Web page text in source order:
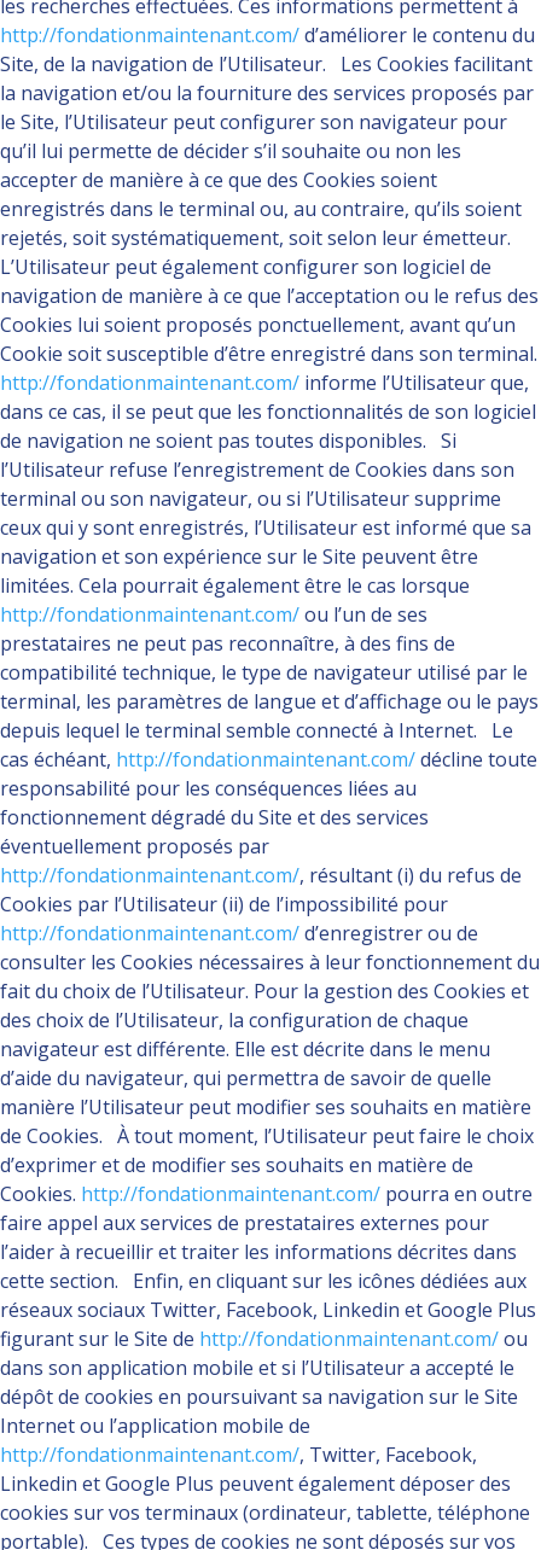
les recherches effectuées. Ces informations permettent à
http://fondationmaintenant.com/d’améliorer le contenu du
Site, de la navigation de l’Utilisateur. Les Cookies facilitant
la navigation et/ou la fourniture des services proposés par
le Site, l’Utilisateur peut configurer son navigateur pour
qu’il lui permette de décider s’il souhaite ou non les
accepter de manière à ce que des Cookies soient
enregistrés dans le terminal ou, au contraire, qu’ils soient
rejetés, soit systématiquement, soit selon leur émetteur.
L’Utilisateur peut également configurer son logiciel de
navigation de manière à ce que l’acceptation ou le refus des
Cookies lui soient proposés ponctuellement, avant qu’un
Cookie soit susceptible d’être enregistré dans son terminal.
http://fondationmaintenant.com/ informe l’Utilisateur que,
dans ce cas, il se peut que les fonctionnalités de son logiciel
de navigation ne soient pas toutes disponibles. Si
l’Utilisateur refuse l’enregistrement de Cookies dans son
terminal ou son navigateur, ou si l’Utilisateur supprime
ceux qui y sont enregistrés, l’Utilisateur est informé que sa
navigation et son expérience sur le Site peuvent être
limitées. Cela pourrait également être le cas lorsque
http://fondationmaintenant.com/ou l’un de ses
prestataires ne peut pas reconnaître, à des fins de
compatibilité technique, le type de navigateur utilisé par le
terminal, les paramètres de langue et d’affichage ou le pays
depuis lequel le terminal semble connecté à Internet. Le
cas échéant, http://fondationmaintenant.com/décline toute
responsabilité pour les conséquences liées au
fonctionnement dégradé du Site et des services
éventuellement proposés par
http://fondationmaintenant.com/, résultant (i) du refus de
Cookies par l’Utilisateur (ii) de l’impossibilité pour
http://fondationmaintenant.com/d’enregistrer ou de
consulter les Cookies nécessaires à leur fonctionnement du
fait du choix de l’Utilisateur. Pour la gestion des Cookies et
des choix de l’Utilisateur, la configuration de chaque
navigateur est différente. Elle est décrite dans le menu
d’aide du navigateur, qui permettra de savoir de quelle
manière l’Utilisateur peut modifier ses souhaits en matière
de Cookies. À tout moment, l’Utilisateur peut faire le choix
d’exprimer et de modifier ses souhaits en matière de
Cookies. http://fondationmaintenant.com/ pourra en outre
faire appel aux services de prestataires externes pour
l’aider à recueillir et traiter les informations décrites dans
cette section. Enfin, en cliquant sur les icônes dédiées aux
réseaux sociaux Twitter, Facebook, Linkedin et Google Plus
figurant sur le Site de http://fondationmaintenant.com/ou
dans son application mobile et si l’Utilisateur a accepté le
dépôt de cookies en poursuivant sa navigation sur le Site
Internet ou l’application mobile de
http://fondationmaintenant.com/, Twitter, Facebook,
Linkedin et Google Plus peuvent également déposer des
cookies sur vos terminaux (ordinateur, tablette, téléphone
portable). Ces types de cookies ne sont déposés sur vos